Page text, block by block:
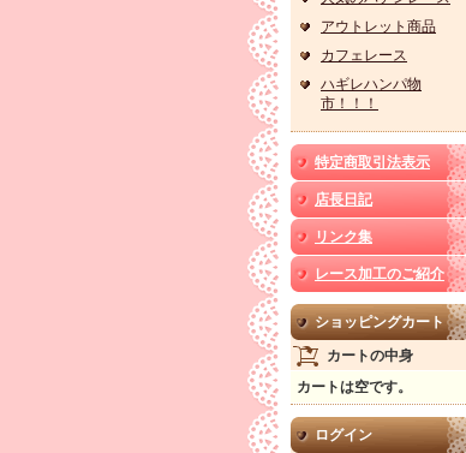
アウトレット商品
カフェレース
ハギレハンパ物
市！！！
特定商取引法表示
店長日記
リンク集
レース加工のご紹介
ショッピングカート
カートの中身
カートは空です。
ログイン